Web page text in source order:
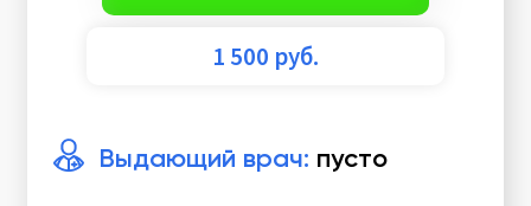
1 500 руб.
Выдающий врач: пусто